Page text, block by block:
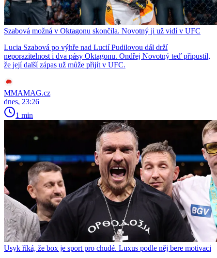
Szabová možná v Oktagonu skončila. Novotný ji už vidí v UFC
Lucia Szabová po výhře nad Lucií Pudilovou dál drží
neporazitelnost i dva pásy Oktagonu. Ondřej Novotný teď připustil,
že její další zápas už může přijít v UFC.
MMAMAG.cz
dnes, 23:26
1 min
Usyk říká, že box je sport pro chudé. Luxus podle něj bere motivaci